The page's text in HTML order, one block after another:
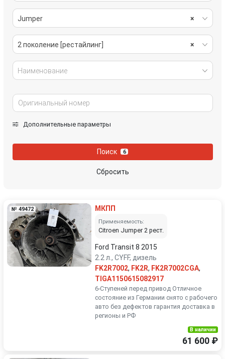
×
Jumper
×
2 поколение [рестайлинг]
Наименование
Дополнительные параметры
Поиск 6
Сбросить
№ 49472 МКПП
Применяемость:
Citroen Jumper 2 рест.
Ford Transit 8 2015
2.2 л., CYFF, дизель
FK2R7002, FK2R, FK2R7002CGA,
TIGA1150615082917
6-Ступеней перед привод Отличное
состояние из Германии снято с рабочего
авто без дефектов гарантия доставка в
регионы и РФ
В наличии
61 600 ₽